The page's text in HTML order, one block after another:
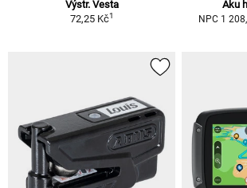
Výstr. Vesta
72,25 Kč1
Aku
NPC 1